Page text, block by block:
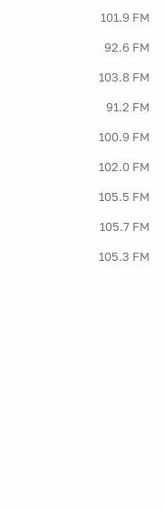
101.9 FM
92.6 FM
103.8 FM
91.2 FM
100.9 FM
102.0 FM
105.5 FM
105.7 FM
105.3 FM